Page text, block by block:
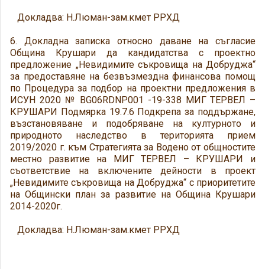
Докладва: Н.Люман-зам.кмет РРХД
6. Докладна записка относно даване на съгласие
Община Крушари да кандидатства с проектно
предложение „Невидимите съкровища на Добруджа“
за предоставяне на безвъзмездна финансова помощ
по Процедура за подбор на проектни предложения в
ИСУН 2020 № BG06RDNP001 -19-338 МИГ ТЕРВЕЛ –
КРУШАРИ Подмярка 19.7.6 Подкрепа за поддържане,
възстановяване и подобряване на културното и
природното наследство в територията прием
2019/2020 г. към Стратегията за Водено от общностите
местно развитие на МИГ ТЕРВЕЛ – КРУШАРИ и
съответствие на включените дейности в проект
„Невидимите съкровища на Добруджа“ с приоритетите
на Общински план за развитие на Община Крушари
2014-2020г.
Докладва: Н.Люман-зам.кмет РРХД